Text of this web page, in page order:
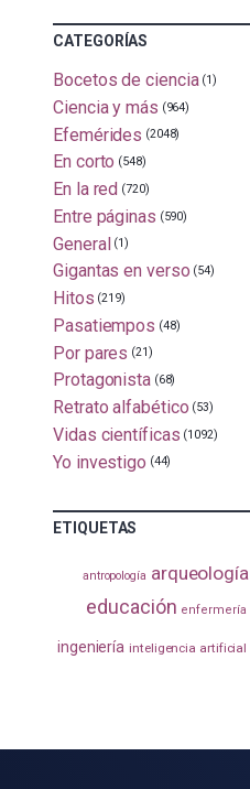
CATEGORÍAS
Bocetos de ciencia (1)
Ciencia y más (964)
Efemérides (2048)
En corto (548)
En la red (720)
Entre páginas (590)
General (1)
Gigantas en verso (54)
Hitos (219)
Pasatiempos (48)
Por pares (21)
Protagonista (68)
Retrato alfabético (53)
Vidas científicas (1092)
Yo investigo (44)
ETIQUETAS
antropología arqueología
educación enfermería
ingeniería inteligencia artificial